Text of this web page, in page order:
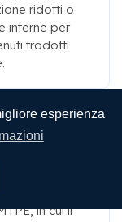
esperienza
ridotti o
interne per
tradotti
aumentare
in cui il